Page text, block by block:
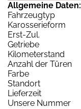
Allgemeine Daten:
Fahrzeugtyp
Karosserieform
Erst-Zul.
Getriebe
Kilometerstand
Anzahl der Türen
Farbe
Standort
Lieferzeit
Unsere Nummer